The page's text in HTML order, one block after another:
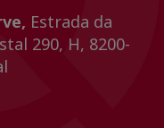
Estrada da
290, H, 8200-